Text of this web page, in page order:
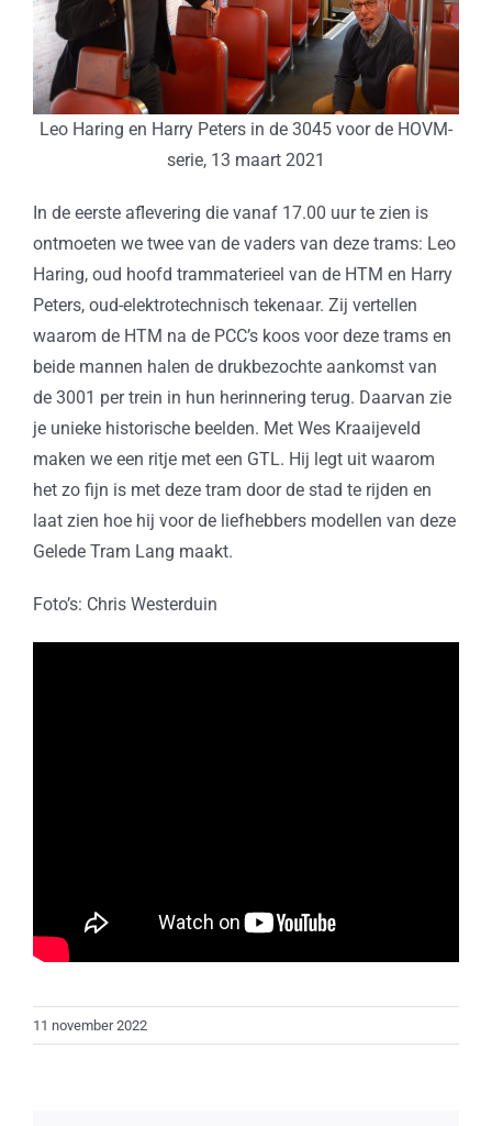
Leo Haring en Harry Peters in de 3045 voor de HOVM-
serie, 13 maart 2021
In de eerste aflevering die vanaf 17.00 uur te zien is
ontmoeten we twee van de vaders van deze trams: Leo
Haring, oud hoofd trammaterieel van de HTM en Harry
Peters, oud-elektrotechnisch tekenaar. Zij vertellen
waarom de HTM na de PCC’s koos voor deze trams en
beide mannen halen de drukbezochte aankomst van
de 3001 per trein in hun herinnering terug. Daarvan zie
je unieke historische beelden. Met Wes Kraaijeveld
maken we een ritje met een GTL. Hij legt uit waarom
het zo fijn is met deze tram door de stad te rijden en
laat zien hoe hij voor de liefhebbers modellen van deze
Gelede Tram Lang maakt.
Foto’s: Chris Westerduin
11 november 2022